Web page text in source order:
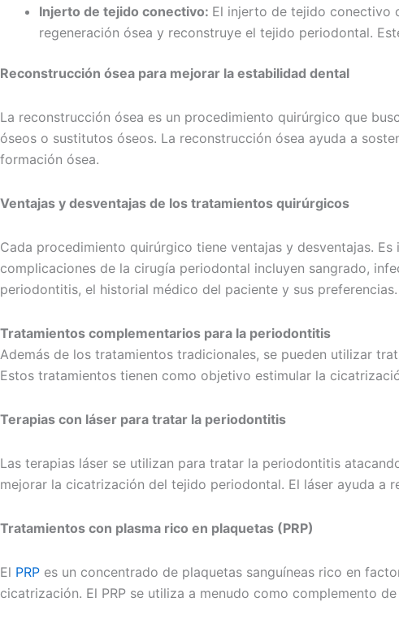
Injerto de tejido conectivo: El injerto de tejido conectivo
regeneración ósea y reconstruye el tejido periodontal.
Reconstrucción ósea para mejorar la estabilidad dental
La reconstrucción ósea es un procedimiento quirúrgico que
óseos o sustitutos óseos. La reconstrucción ósea ayuda a
formación ósea.
Ventajas y desventajas de los tratamientos quirúrgicos
Cada procedimiento quirúrgico tiene ventajas y desventajas.
complicaciones de la cirugía periodontal incluyen sangrado,
periodontitis, el historial médico del paciente y sus preferencias.
Tratamientos complementarios para la periodontitis
Además de los tratamientos tradicionales, se pueden utilizar
Estos tratamientos tienen como objetivo estimular la
Terapias con láser para tratar la periodontitis
Las terapias láser se utilizan para tratar la periodontitis
mejorar la cicatrización del tejido periodontal. El láser ayuda a
Tratamientos con plasma rico en plaquetas (PRP)
El PRP es un concentrado de plaquetas sanguíneas rico en
cicatrización. El PRP se utiliza a menudo como complemento